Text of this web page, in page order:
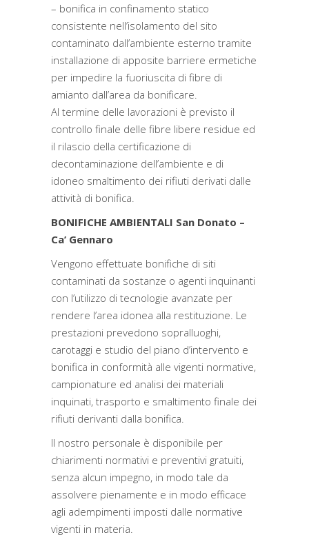
– bonifica in confinamento statico
consistente nell’isolamento del sito
contaminato dall’ambiente esterno tramite
installazione di apposite barriere ermetiche
per impedire la fuoriuscita di fibre di
amianto dall’area da bonificare.
Al termine delle lavorazioni è previsto il
controllo finale delle fibre libere residue ed
il rilascio della certificazione di
decontaminazione dell’ambiente e di
idoneo smaltimento dei rifiuti derivati dalle
attività di bonifica.
BONIFICHE AMBIENTALI San Donato –
Ca’ Gennaro
Vengono effettuate bonifiche di siti
contaminati da sostanze o agenti inquinanti
con l’utilizzo di tecnologie avanzate per
rendere l’area idonea alla restituzione. Le
prestazioni prevedono sopralluoghi,
carotaggi e studio del piano d’intervento e
bonifica in conformità alle vigenti normative,
campionature ed analisi dei materiali
inquinati, trasporto e smaltimento finale dei
rifiuti derivanti dalla bonifica.
Il nostro personale è disponibile per
chiarimenti normativi e preventivi gratuiti,
senza alcun impegno, in modo tale da
assolvere pienamente e in modo efficace
agli adempimenti imposti dalle normative
vigenti in materia.